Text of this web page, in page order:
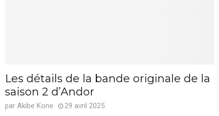
Les détails de la bande originale de la
saison 2 d’Andor
par Akibe Kone
29 avril 2025